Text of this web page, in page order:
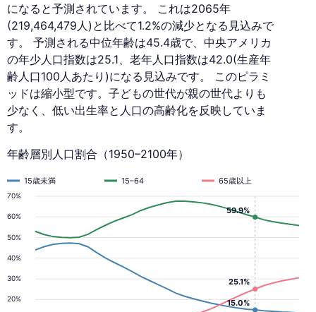
になると予測されています。 これは2065年
(219,464,479人)と比べて1.2%の減少となる見込みで
す。 予測される中位年齢は45.4歳で、中央アメリカ
の年少人口指数は25.1、老年人口指数は42.0(生産年
齢人口100人あたり)になる見込みです。 このピラミ
ッドは縮小型です。子どもの世代が親の世代よりも
少なく、低い出生率と人口の高齢化を反映していま
す。
年齢層別人口割合（1950–2100年）
20%
30%
40%
50%
60%
70%
15歳未満 15–64 65歳以上
15.0%
25.1%
59.9%